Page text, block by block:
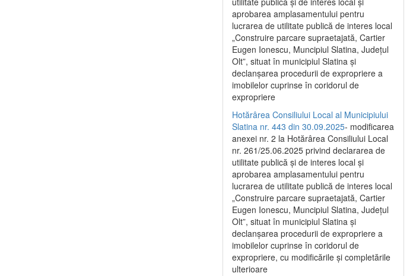
aprobarea amplasamentului pentru
lucrarea de utilitate publică de interes local
„Construire parcare supraetajată, Cartier
Eugen Ionescu, Muncipiul Slatina, Județul
Olt”, situat în municipiul Slatina și
declanșarea procedurii de expropriere a
imobilelor cuprinse în coridorul de
expropriere
Hotărârea Consiliului Local al Municipiului
Slatina nr. 443 din 30.09.2025- modificarea
anexei nr. 2 la Hotărârea Consiliului Local
nr. 261/25.06.2025 privind declararea de
utilitate publică şi de interes local şi
aprobarea amplasamentului pentru
lucrarea de utilitate publică de interes local
„Construire parcare supraetajată, Cartier
Eugen Ionescu, Muncipiul Slatina, Judeţul
Olt”, situat în municipiul Slatina şi
declanşarea procedurii de expropriere a
imobilelor cuprinse în coridorul de
expropriere, cu modificările şi completările
ulterioare